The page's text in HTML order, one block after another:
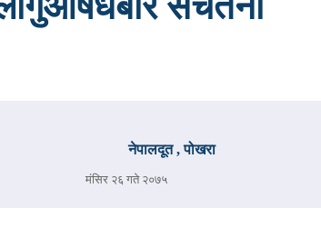
नेपालदूत , पोखरा
मंसिर २६ गते २०७५